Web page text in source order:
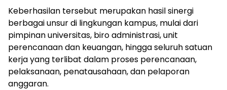
Keberhasilan tersebut merupakan hasil sinergi
berbagai unsur di lingkungan kampus, mulai dari
pimpinan universitas, biro administrasi, unit
perencanaan dan keuangan, hingga seluruh satuan
kerja yang terlibat dalam proses perencanaan,
pelaksanaan, penatausahaan, dan pelaporan
anggaran.